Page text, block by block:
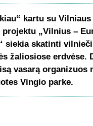
kartu su
projektu „Vilnius –
siekia skatinti
žaliosiose erdvėse.
vasarą organizuos
Vingio parke.